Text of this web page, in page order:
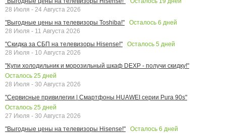
28 Июля - 24 Августа 2026
"Выгодные цены на телевизоры Toshiba!"
Осталось 6 дней
28 Июля - 11 Августа 2026
"Скидка за СБП на телевизоры Hisense!"
Осталось 5 дней
28 Июля - 10 Августа 2026
"Купи холодильник и морозильный шкаф DEXP - получи скидку!"
Осталось 25 дней
28 Июля - 30 Августа 2026
"Сервисные привилегии | Смартфоны HUAWEI серии Pura 90s"
Осталось 25 дней
27 Июля - 30 Августа 2026
"Выгодные цены на телевизоры Hisense!"
Осталось 6 дней